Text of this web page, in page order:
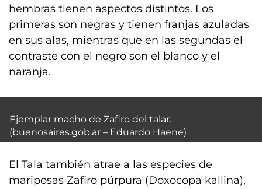
hembras tienen aspectos distintos. Los
primeras son negras y tienen franjas azuladas
en sus alas, mientras que en las segundas el
contraste con el negro son el blanco y el
naranja.
Ejemplar macho de Zafiro del talar.
(buenosaires.gob.ar – Eduardo Haene)
El Tala también atrae a las especies de
mariposas Zafiro púrpura (Doxocopa kallina),